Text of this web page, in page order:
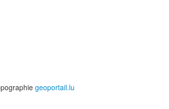
geoportail.lu